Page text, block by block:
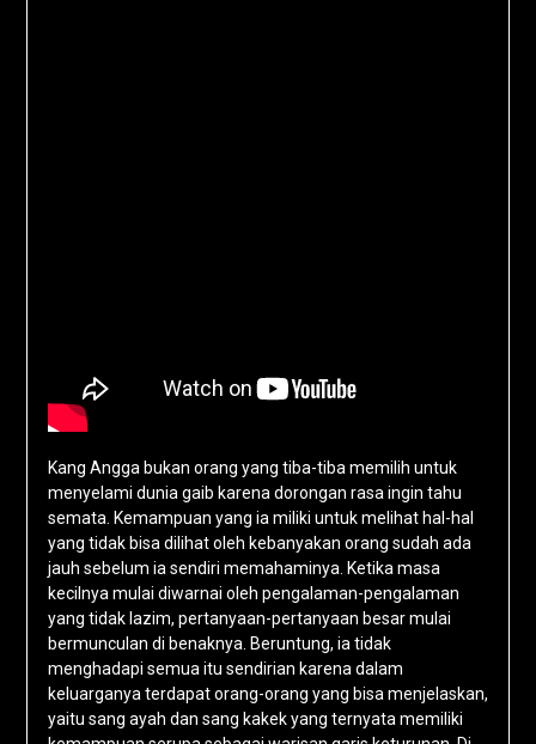
Kang Angga bukan orang yang tiba-tiba memilih untuk
menyelami dunia gaib karena dorongan rasa ingin tahu
semata. Kemampuan yang ia miliki untuk melihat hal-hal
yang tidak bisa dilihat oleh kebanyakan orang sudah ada
jauh sebelum ia sendiri memahaminya. Ketika masa
kecilnya mulai diwarnai oleh pengalaman-pengalaman
yang tidak lazim, pertanyaan-pertanyaan besar mulai
bermunculan di benaknya. Beruntung, ia tidak
menghadapi semua itu sendirian karena dalam
keluarganya terdapat orang-orang yang bisa menjelaskan,
yaitu sang ayah dan sang kakek yang ternyata memiliki